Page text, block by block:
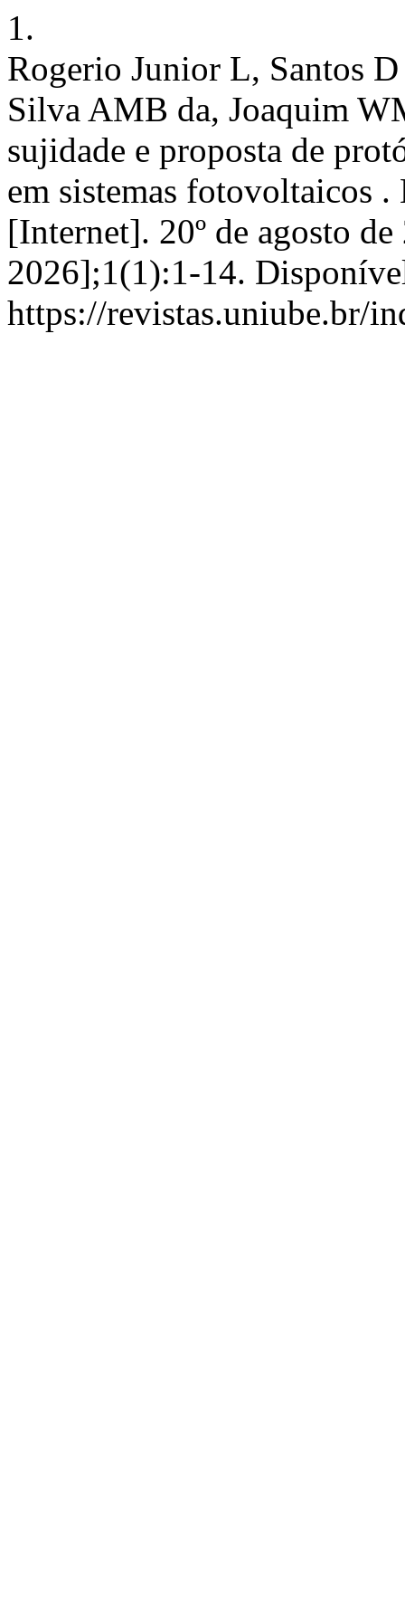
1.
Rogerio Junior L, Santos
Silva AMB da, Joaquim
sujidade e proposta de
em sistemas fotovoltaicos
[Internet]. 20º de agosto
2026];1(1):1-14.
https://revistas.uniube.br/